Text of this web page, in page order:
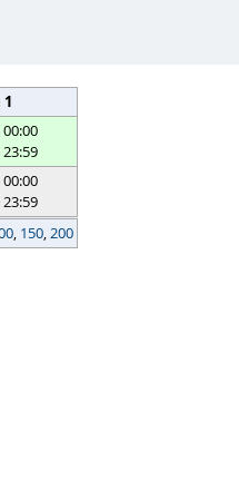
, 150,200